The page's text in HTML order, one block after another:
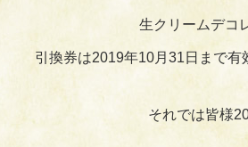
生クリームデコ
引換券は2019年10月31日まで
それでは皆様